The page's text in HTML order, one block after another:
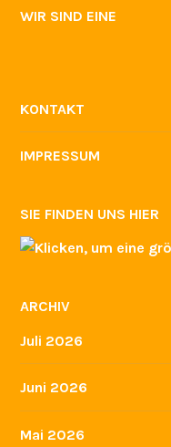
Umbau
WIR SIND
GSB-ZERTIFIKAT